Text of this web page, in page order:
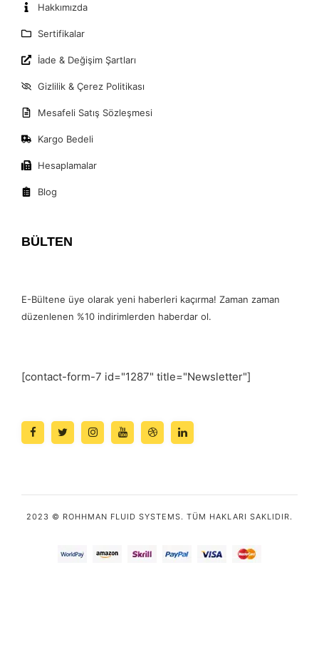
Hakkımızda
Sertifikalar
İade & Değişim Şartları
Gizlilik & Çerez Politikası
Mesafeli Satış Sözleşmesi
Kargo Bedeli
Hesaplamalar
Blog
BÜLTEN
E-Bültene üye olarak yeni haberleri kaçırma! Zaman zaman
düzenlenen %10 indirimlerden haberdar ol.
[contact-form-7 id="1287" title="Newsletter"]
2023 © ROHHMAN FLUID SYSTEMS. TÜM HAKLARI SAKLIDIR.